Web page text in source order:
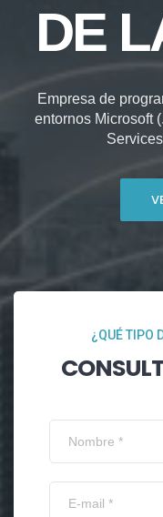
DE
Empresa de
entornos Microsoft
¿QUÉ TIPO